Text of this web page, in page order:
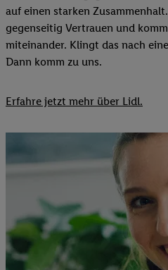
auf einen starken
gegenseitig Vertrauen und
miteinander. Klingt das nach
Dann komm zu uns.​
Erfahre jetzt mehr über Lidl.